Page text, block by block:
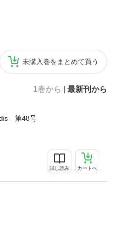
未購入巻をまとめて買う
1巻から 最新刊から
第48号
試し読み カートへ